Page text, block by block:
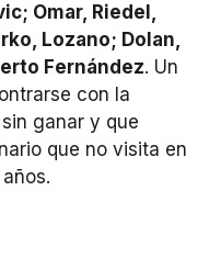
Omar, Riedel,
Lozano; Dolan,
Fernández. Un
con la
ganar y que
que no visita en